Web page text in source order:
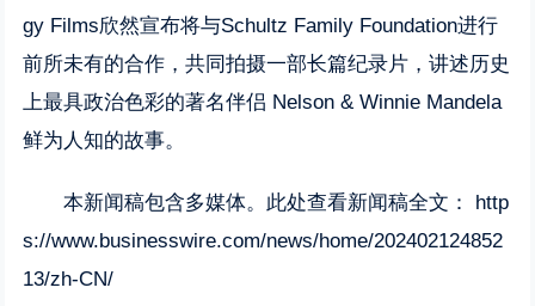
gy Films欣然宣布将与Schultz Family Foundation进行
前所未有的合作，共同拍摄一部长篇纪录片，讲述历史
上最具政治色彩的著名伴侣 Nelson & Winnie Mandela
鲜为人知的故事。
本新闻稿包含多媒体。此处查看新闻稿全文： http
s://www.businesswire.com/news/home/202402124852
13/zh-CN/